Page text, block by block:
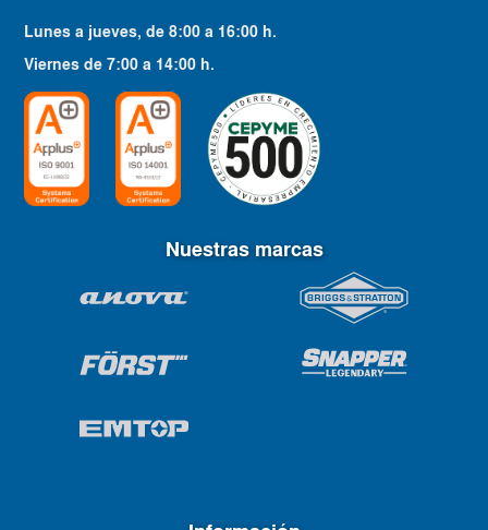
Lunes a jueves, de8:00 a 16:00 h.
Viernes de7:00 a 14:00 h.
Nuestras marcas